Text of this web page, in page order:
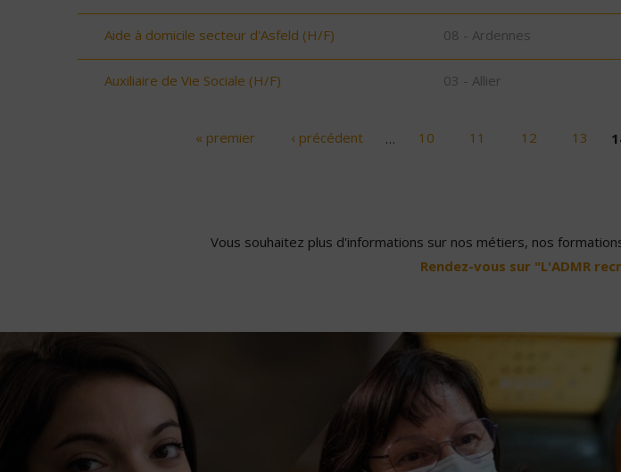
Aide à domicile secteur d'Asfeld (H/F) 08 - Ardennes
Auxiliaire de Vie Sociale (H/F) 03 - Allier
« premier ‹ précédent … 10 11 12 13
Vous souhaitez plus d'informations sur nos métiers, nos
Rendez-vous sur "L'ADMR